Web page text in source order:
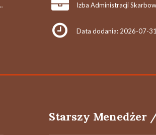
w Warszawie
Data dodania: 2026-07-31